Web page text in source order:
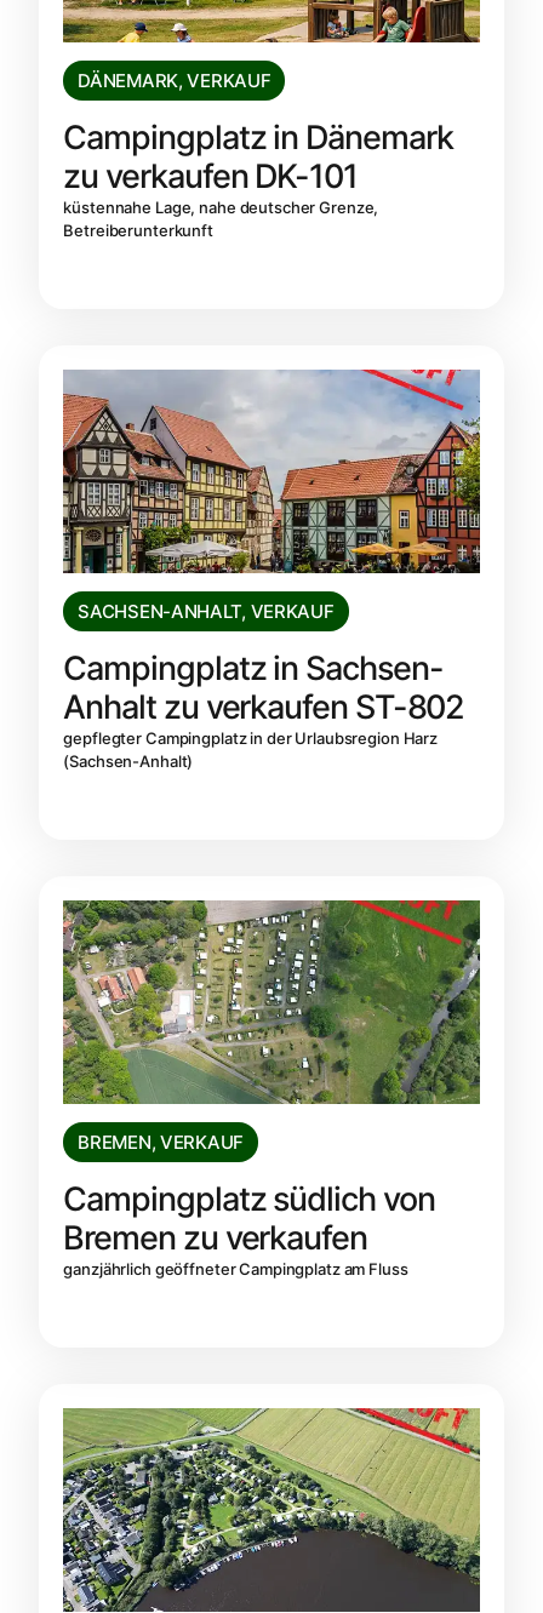
DÄNEMARK,VERKAUF
Campingplatz in Dänemark
zu verkaufen DK-101
küstennahe Lage, nahe deutscher Grenze,
Betreiberunterkunft
SACHSEN-ANHALT, VERKAUF
Campingplatz in Sachsen-
Anhalt zu verkaufen ST-802
gepflegter Campingplatz in der Urlaubsregion Harz
(Sachsen-Anhalt)
BREMEN, VERKAUF
Campingplatz südlich von
Bremen zu verkaufen
ganzjährlich geöffneter Campingplatz am Fluss